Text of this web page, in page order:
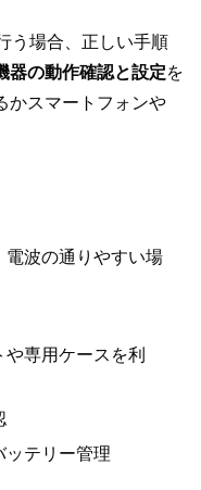
う場合、正しい手順
器の動作確認と設定を
かスマートフォンや
電波の通りやすい場
専用ケースを利
ッテリー管理